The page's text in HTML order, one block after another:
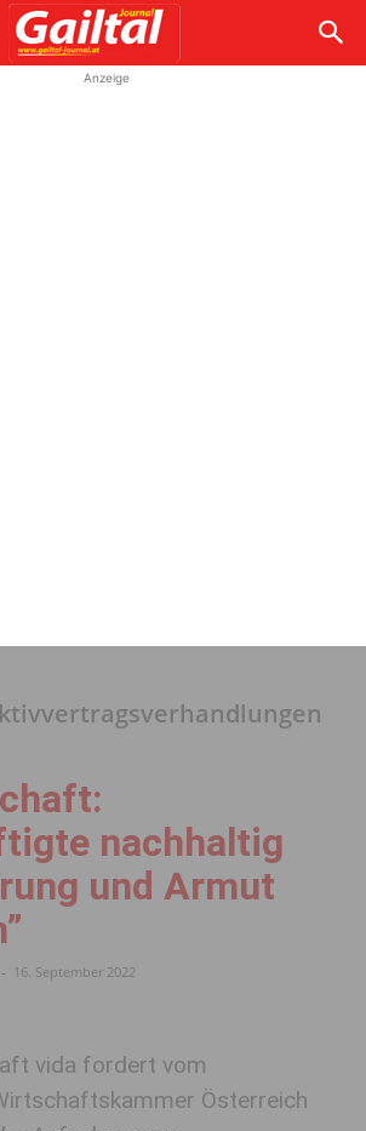
Anzeige
nachhaltig
und Armut
- 16. September 2022
vida fordert vom
Österreich